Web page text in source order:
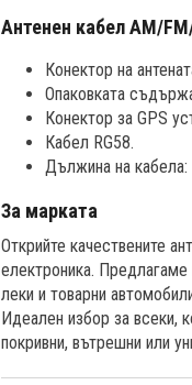
Антенен кабел AM/
Конектор на
Опаковката
Конектор за GPS
Кабел RG58.
Дължина на
За марката
Открийте качествените
електроника. Предлагаме
леки и товарни
Идеален избор за всеки,
покривни, вътрешни или